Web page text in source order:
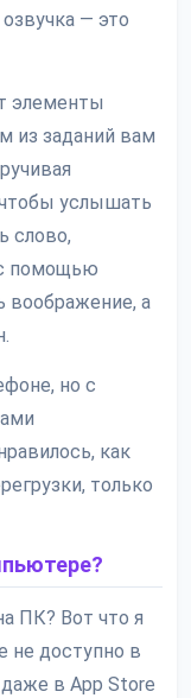
— это
элементы
из заданий вам
услышать
слово,
помощью
воображение, а
но с
как
только
ПК? Вот что я
не доступно в
даже в App Store